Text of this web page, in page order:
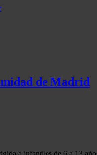
de Madrid
a infantiles de 6 a 13